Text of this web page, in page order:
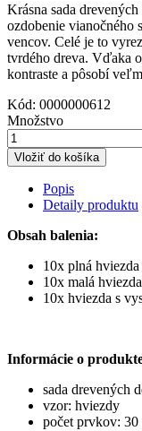
Krásna sada
ozdobenie vianočného
vencov. Celé je to
tvrdého dreva. Vďaka
kontraste a pôsobí
Kód: 0000000612
Množstvo
Vložiť do košíka
Popis
Detaily produktu
Obsah balenia:
10x plná
10x malá
10x hviezda s
Informácie o
sada drevených
vzor: hviezdy
počet prvkov: 30